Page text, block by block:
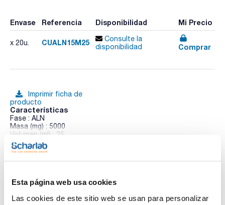
Esta página web usa cookies
Las cookies de este sitio web se usan para personalizar
Envase Referencia Disponibilidad Mi Precio
x 20u. CUALN15M25
Consulte la
disponibilidad
Comprar
Imprimir ficha de
producto
Características
Fase : ALN
Masa (mg) : 5000
Volumen (ml) : 25
Poro (Å) : 60
Pack (u.) : 20
variedad de extracciones. Esta línea está compuesta por
hidrofílicas, hidrofóbicas, copoliméricas y covalentes.
Ver más
Documentación técnica